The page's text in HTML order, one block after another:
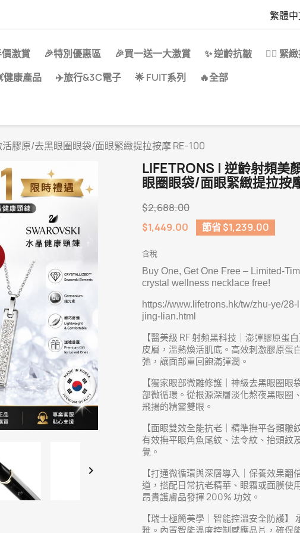
繁體
激賞 🎉特別優惠區 🎉買一送一大激賞 ✨ 逆齡抗皺 👩‍⚕️ 緊
健康產品
✈️旅行&3C電子 🌟 FUIT系列 🔥全部
活膠原/去黑眼圈眼袋/面眼緊緻提拉按摩 RE-100

LIFETRONS | 逆齡射頻美
眼圈眼袋/面眼緊緻提拉按
$2,688.00
$1,449.00
節省 $1,239.00
含稅
Buy One, Get One Free – Limited-
crystal wellness necklace free!
https://www.lifetrons.hk/tw/zhu-ye/
jing-lian.html
【醫美級 RF 射頻黑科技｜澎彈膠原蛋
皮層，溫熱煥活肌底。高效刺激膠原蛋
弛，讓面部重回飽滿彈潤。
【獨家眼部微雕修護｜神級去黑眼圈
部微循環。從根源深層淡化熬夜黑眼圈
飛揚的精靈雙眼。
【面眼雙效全能抗老｜精準撫平各類
有效撫平眼角魚尾紋、法令紋、抬頭紋
覺。
【打通微循環與深層導入｜保養效果
道，搭配日常抗老精華、眼霜或面膜使
昂貴護膚品發揮 200% 功效。
【瑞士極簡美學｜智能控溫安全防護
雅。內置智能溫度控制感應晶片，確保